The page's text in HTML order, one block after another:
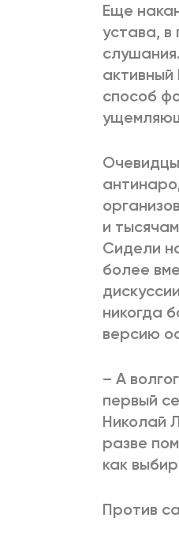
Еще
устава, в
способ
и
Сидели
более
никогда
версию
– А
первый
Николай
разве
как
Против